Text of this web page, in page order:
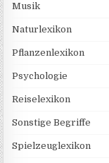
Musik
Naturlexikon
Pflanzenlexikon
Psychologie
Reiselexikon
Sonstige Begriffe
Spielzeuglexikon